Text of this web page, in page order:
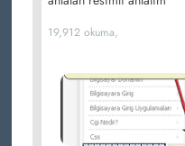
19,912 okuma,